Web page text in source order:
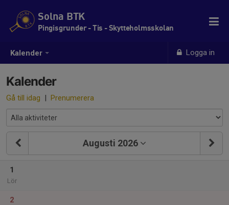
Kalender Logga in
Solna BTK
Pingisgrunder - Tis - Skytteholmsskolan
Kalender
Gå till idag | Prenumerera
Augusti 2026
1
Lör
2